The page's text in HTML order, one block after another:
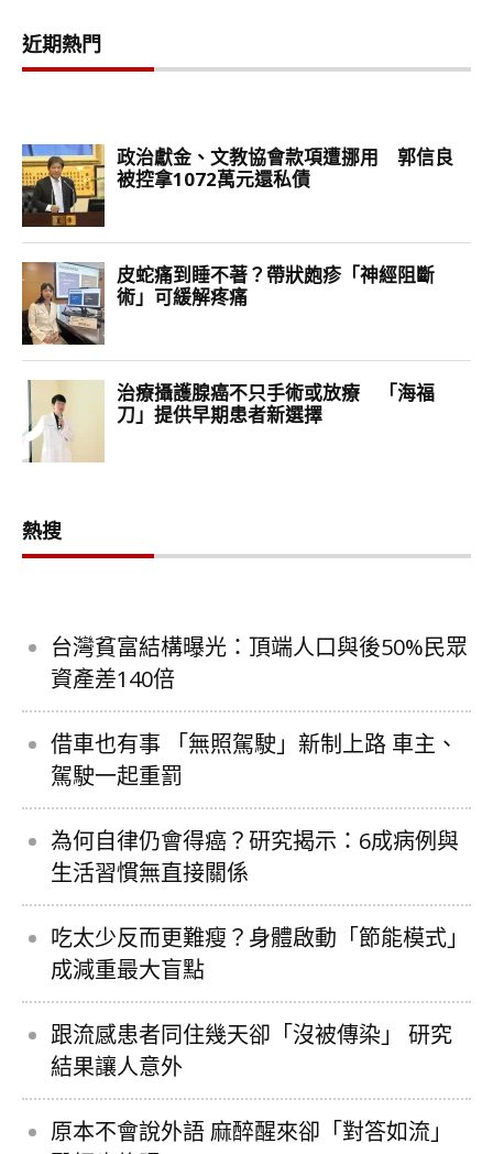
近期熱門
熱搜
台灣貧富結構曝光：頂端人口與後50%民眾
資產差140倍
借車也有事 「無照駕駛」新制上路 車主、
駕駛一起重罰
為何自律仍會得癌？研究揭示：6成病例與
生活習慣無直接關係
吃太少反而更難瘦？身體啟動「節能模式」
成減重最大盲點
跟流感患者同住幾天卻「沒被傳染」 研究
結果讓人意外
原本不會說外語 麻醉醒來卻「對答如流」